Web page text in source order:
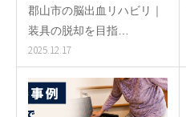
郡山市の脳出血リハビリ｜
装具の脱却を目指…
2025.12.17